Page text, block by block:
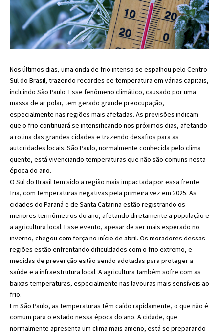
Nos últimos dias, uma onda de frio intenso se espalhou pelo Centro-
Sul do Brasil, trazendo recordes de temperatura em várias capitais,
incluindo São Paulo. Esse fenômeno climático, causado por uma
massa de ar polar, tem gerado grande preocupação,
especialmente nas regiões mais afetadas. As previsões indicam
que o frio continuará se intensificando nos próximos dias, afetando
a rotina das grandes cidades e trazendo desafios para as
autoridades locais. São Paulo, normalmente conhecida pelo clima
quente, está vivenciando temperaturas que não são comuns nesta
época do ano.
O Sul do Brasil tem sido a região mais impactada por essa frente
fria, com temperaturas negativas pela primeira vez em 2025. As
cidades do Paraná e de Santa Catarina estão registrando os
menores termômetros do ano, afetando diretamente a população e
a agricultura local. Esse evento, apesar de ser mais esperado no
inverno, chegou com força no início de abril. Os moradores dessas
regiões estão enfrentando dificuldades com o frio extremo, e
medidas de prevenção estão sendo adotadas para proteger a
saúde e a infraestrutura local. A agricultura também sofre com as
baixas temperaturas, especialmente nas lavouras mais sensíveis ao
frio.
Em São Paulo, as temperaturas têm caído rapidamente, o que não é
comum para o estado nessa época do ano. A cidade, que
normalmente apresenta um clima mais ameno, está se preparando